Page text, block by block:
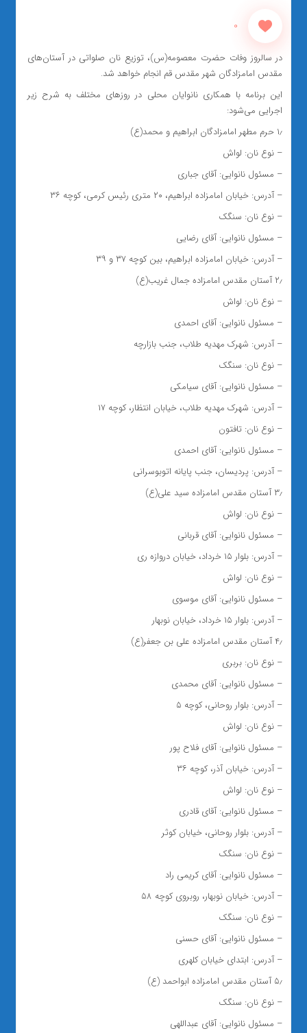
0
در سالروز وفات حضرت معصومه(س)، توزیع نان صلواتی در آستان‌های
مقدس امامزادگان شهر مقدس قم انجام خواهد شد.
این برنامه با همکاری نانوایان محلی در روزهای مختلف به شرح زیر
اجرایی می‌شود:
۱٫ حرم مطهر امامزادگان ابراهیم و محمد(ع)
– نوع نان: لواش
– مسئول نانوایی: آقای جباری
– آدرس: خیابان امامزاده ابراهیم، ۲۰ متری رئیس کرمی، کوچه ۳۶
– نوع نان: سنگک
– مسئول نانوایی: آقای رضایی
– آدرس: خیابان امامزاده ابراهیم، بین کوچه ۳۷ و ۳۹
۲٫ آستان مقدس امامزاده جمال غریب(ع)
– نوع نان: لواش
– مسئول نانوایی: آقای احمدی
– آدرس: شهرک مهدیه طلاب، جنب بازارچه
– نوع نان: سنگک
– مسئول نانوایی: آقای سیامکی
– آدرس: شهرک مهدیه طلاب، خیابان انتظار، کوچه ۱۷
– نوع نان: تافتون
– مسئول نانوایی: آقای احمدی
– آدرس: پردیسان، جنب پایانه اتوبوسرانی
۳٫ آستان مقدس امامزاده سید علی(ع)
– نوع نان: لواش
– مسئول نانوایی: آقای قربانی
– آدرس: بلوار ۱۵ خرداد، خیابان دروازه ری
– نوع نان: لواش
– مسئول نانوایی: آقای موسوی
– آدرس: بلوار ۱۵ خرداد، خیابان نوبهار
۴٫ آستان مقدس امامزاده علی بن جعفر(ع)
– نوع نان: بربری
– مسئول نانوایی: آقای محمدی
– آدرس: بلوار روحانی، کوچه ۵
– نوع نان: لواش
– مسئول نانوایی: آقای فلاح پور
– آدرس: خیابان آذر، کوچه ۳۶
– نوع نان: لواش
– مسئول نانوایی: آقای قادری
– آدرس: بلوار روحانی، خیابان کوثر
– نوع نان: سنگک
– مسئول نانوایی: آقای کریمی راد
– آدرس: خیابان نوبهار، روبروی کوچه ۵۸
– نوع نان: سنگک
– مسئول نانوایی: آقای حسنی
– آدرس: ابتدای خیابان کلهری
۵٫ آستان مقدس امامزاده ابواحمد (ع)
– نوع نان: سنگک
– مسئول نانوایی: آقای عبداللهی